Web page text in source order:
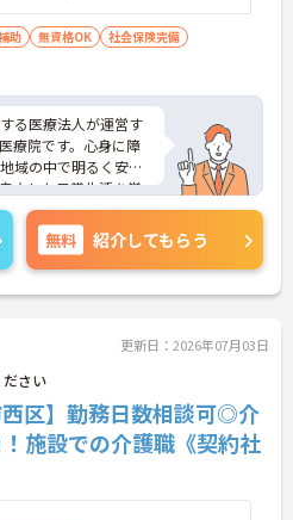
助 無資格OK
社会保険完備
る医療法人が運営す
療院です。心身に障
域の中で明るく安心
立した日常生活を営
管理、看護、医学的
機能訓練、その他必
います。マイカーで
利です。
気軽にご相談くださ
無料 紹介してもらう
更新日：2026年07月03日
さい
西区】勤務日数相談可◎介
施設での介護職《契約社